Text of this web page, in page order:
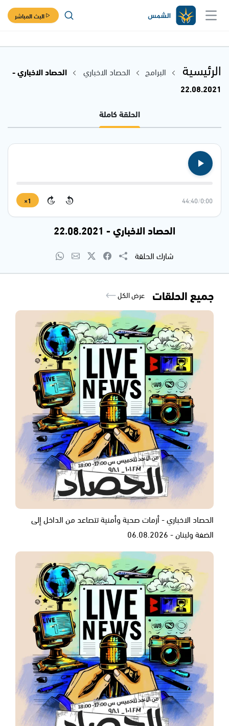
البث المباشر
الرئيسية البرامج الحصاد الاخباري
الحصاد الاخباري -
22.08.2021
الحلقة كاملة
0:00
/
44:40
15
15
1×
الحصاد الاخباري - 22.08.2021
شارك الحلقة
جميع الحلقات عرض الكل
الحصاد الاخباري - أزمات صحية وأمنية تتصاعد من الداخل إلى
الضفة ولبنان - 06.08.2026